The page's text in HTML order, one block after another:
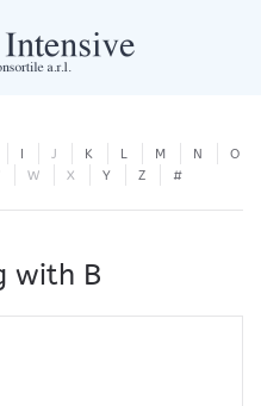
I J K L M N
O
W X Y Z #
with B